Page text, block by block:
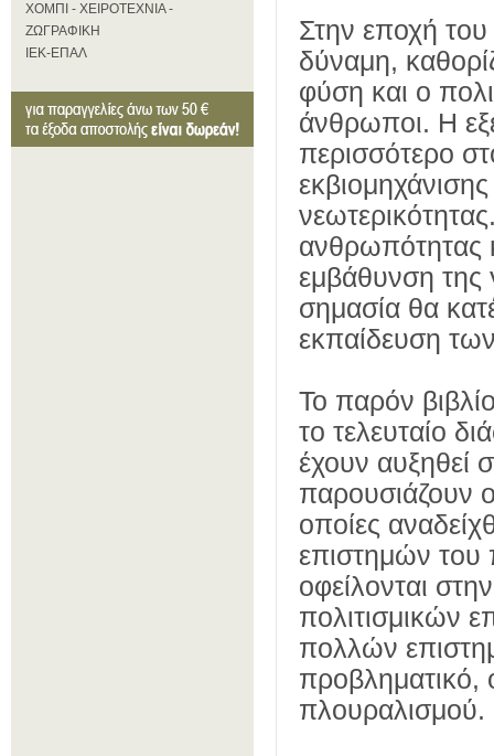
ΧΟΜΠΙ - ΧΕΙΡΟΤΕΧΝΙΑ -
ΖΩΓΡΑΦΙΚΗ
ΙΕΚ-ΕΠΑΛ
Στην εποχή
δύναμη,
φύση και ο
άνθρωποι. Η
περισσότερο
ανθρωπότητας
εμβάθυνση της
σημασία θα
εκπαίδευση
Το παρόν
το τελευταίο
έχουν αυξηθεί
παρουσιάζουν
οποίες
επιστημών του
οφείλονται
πολιτισμικών
πολλών
προβληματικό,
πλουραλισμού.